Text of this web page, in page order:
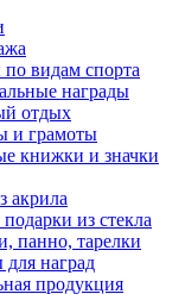
видам спорта
награды
отдых
и грамоты
книжки и значки
акрила
из стекла
панно, тарелки
наград
продукция